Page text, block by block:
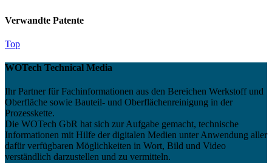
Verwandte Patente
Top
WOTech Technical Media
Ihr Partner für Fachinformationen aus den Bereichen Werkstoff und
Oberfläche sowie Bauteil- und Oberflächenreinigung in der
Prozesskette.
Die WOTech GbR hat sich zur Aufgabe gemacht, technische
Informationen mit Hilfe der digitalen Medien unter Anwendung aller
dafür verfügbaren Möglichkeiten in Wort, Bild und Video
verständlich darzustellen und zu vermitteln.